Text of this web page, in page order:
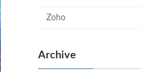
Zoho
Archive